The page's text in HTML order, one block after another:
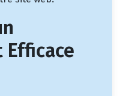
Efficace